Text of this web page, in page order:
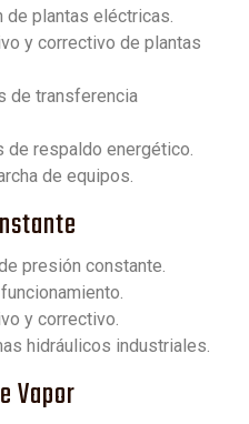
de plantas eléctricas.
y correctivo de plantas
de transferencia
respaldo energético.
de equipos.
presión constante.
y correctivo.
hidráulicos industriales.
Vapor